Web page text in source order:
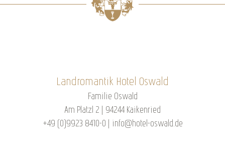
Landromantik Hotel Oswald
Familie Oswald
Am Platzl 2 | 94244 Kaikenried
+49 (0)9923 8410-0
info@hotel-oswald.de